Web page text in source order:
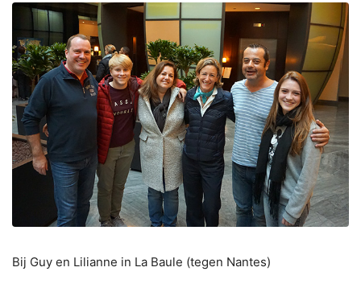
Bij Guy en Lilianne in La Baule (tegen Nantes)